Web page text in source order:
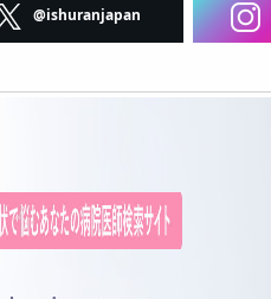
@ishuranjapan